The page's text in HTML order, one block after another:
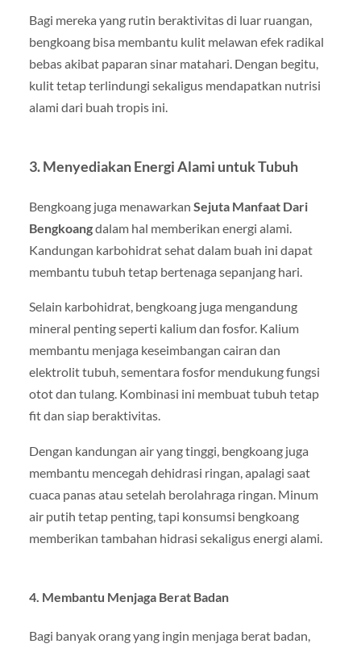
Bagi mereka yang rutin beraktivitas di luar ruangan,
bengkoang bisa membantu kulit melawan efek radikal
bebas akibat paparan sinar matahari. Dengan begitu,
kulit tetap terlindungi sekaligus mendapatkan nutrisi
alami dari buah tropis ini.
3. Menyediakan Energi Alami untuk Tubuh
Bengkoang juga menawarkan Sejuta Manfaat Dari
Bengkoangdalam hal memberikan energi alami.
Kandungan karbohidrat sehat dalam buah ini dapat
membantu tubuh tetap bertenaga sepanjang hari.
Selain karbohidrat, bengkoang juga mengandung
mineral penting seperti kalium dan fosfor. Kalium
membantu menjaga keseimbangan cairan dan
elektrolit tubuh, sementara fosfor mendukung fungsi
otot dan tulang. Kombinasi ini membuat tubuh tetap
fit dan siap beraktivitas.
Dengan kandungan air yang tinggi, bengkoang juga
membantu mencegah dehidrasi ringan, apalagi saat
cuaca panas atau setelah berolahraga ringan. Minum
air putih tetap penting, tapi konsumsi bengkoang
memberikan tambahan hidrasi sekaligus energi alami.
4. Membantu Menjaga Berat Badan
Bagi banyak orang yang ingin menjaga berat badan,